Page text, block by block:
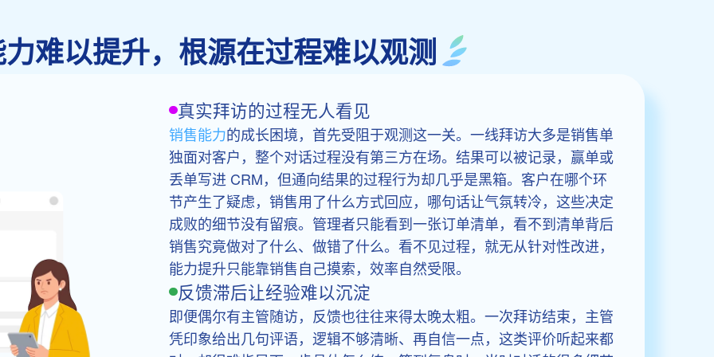
难以提升，根源在过程难以观测
真实拜访的过程无人看见
销售能力的成长困境，首先受阻于观测这一关。一线拜访大多是销售单
独面对客户，整个对话过程没有第三方在场。结果可以被记录，赢单或
丢单写进 CRM，但通向结果的过程行为却几乎是黑箱。客户在哪个环
节产生了疑虑，销售用了什么方式回应，哪句话让气氛转冷，这些决定
成败的细节没有留痕。管理者只能看到一张订单清单，看不到清单背后
销售究竟做对了什么、做错了什么。看不见过程，就无从针对性改进，
能力提升只能靠销售自己摸索，效率自然受限。
反馈滞后让经验难以沉淀
即便偶尔有主管随访，反馈也往往来得太晚太粗。一次拜访结束，主管
凭印象给出几句评语，逻辑不够清晰、再自信一点，这类评价听起来都